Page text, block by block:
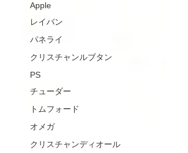
Apple
レイバン
パネライ
クリスチャンルブタン
PS
チューダー
トムフォード
オメガ
クリスチャンディオール